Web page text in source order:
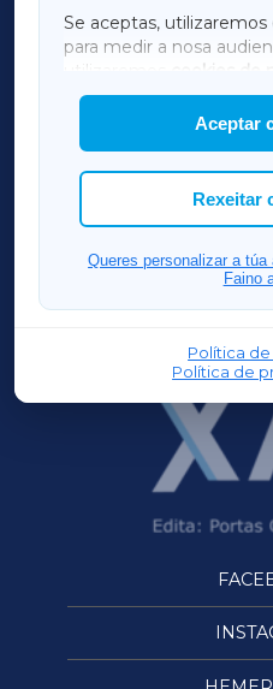
Se aceptas, utilizaremos
para medir a nosa
utilizaremos
cookies de
mostrar publicidade de
Así mesmo, podes
cookies que desexas
Aceptar
Rexeitar
Queres personalizar a
Faino
Política
Política de